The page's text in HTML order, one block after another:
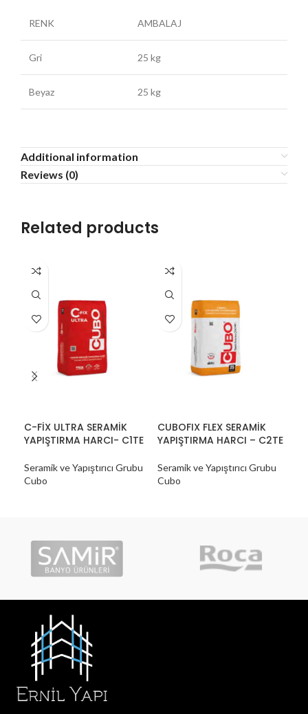
RENK AMBALAJ
Gri 25 kg
Beyaz 25 kg
Additional information
Reviews (0)
Related products
C-FİX ULTRA SERAMİK
YAPIŞTIRMA HARCI- C1TE
Seramik ve Yapıştırıcı Grubu
Cubo
CUBOFIX FLEX SERAMİK
YAPIŞTIRMA HARCI – C2TE
Seramik ve Yapıştırıcı Grubu
Cubo